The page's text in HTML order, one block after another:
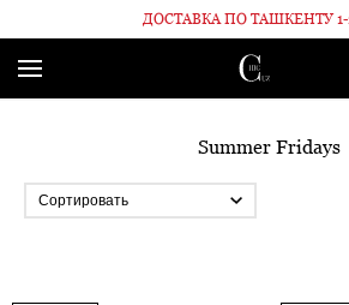
ДОСТАВКА ПО ТАШКЕНТУ
Бренды Summer Fridays
Summer Fridays